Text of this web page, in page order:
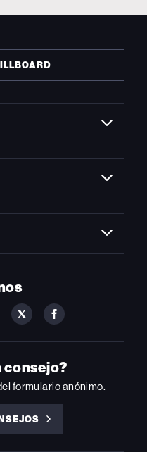
FOLLOW
ON
FOLLOW
ON
FACEBOOK
consejo?
formulario anónimo.